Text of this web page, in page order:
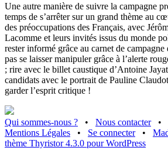
Une autre manière de suivre la campagne
temps de s’arrêter sur un grand thème au
des préoccupations des Français, avec
Lacomme et leurs invités issus du monde
rester informé grâce au carnet de
pas se laisser manipuler grâce à l’alerte
; rire avec le billet caustique d’Antoine
candidats avec le portrait de Pauline
garder l’esprit critique !
Qui sommes-nous ? • Nous contacter •
Mentions Légales
• Se connecter •
thème Thyristor 4.3.0 pour WordPress